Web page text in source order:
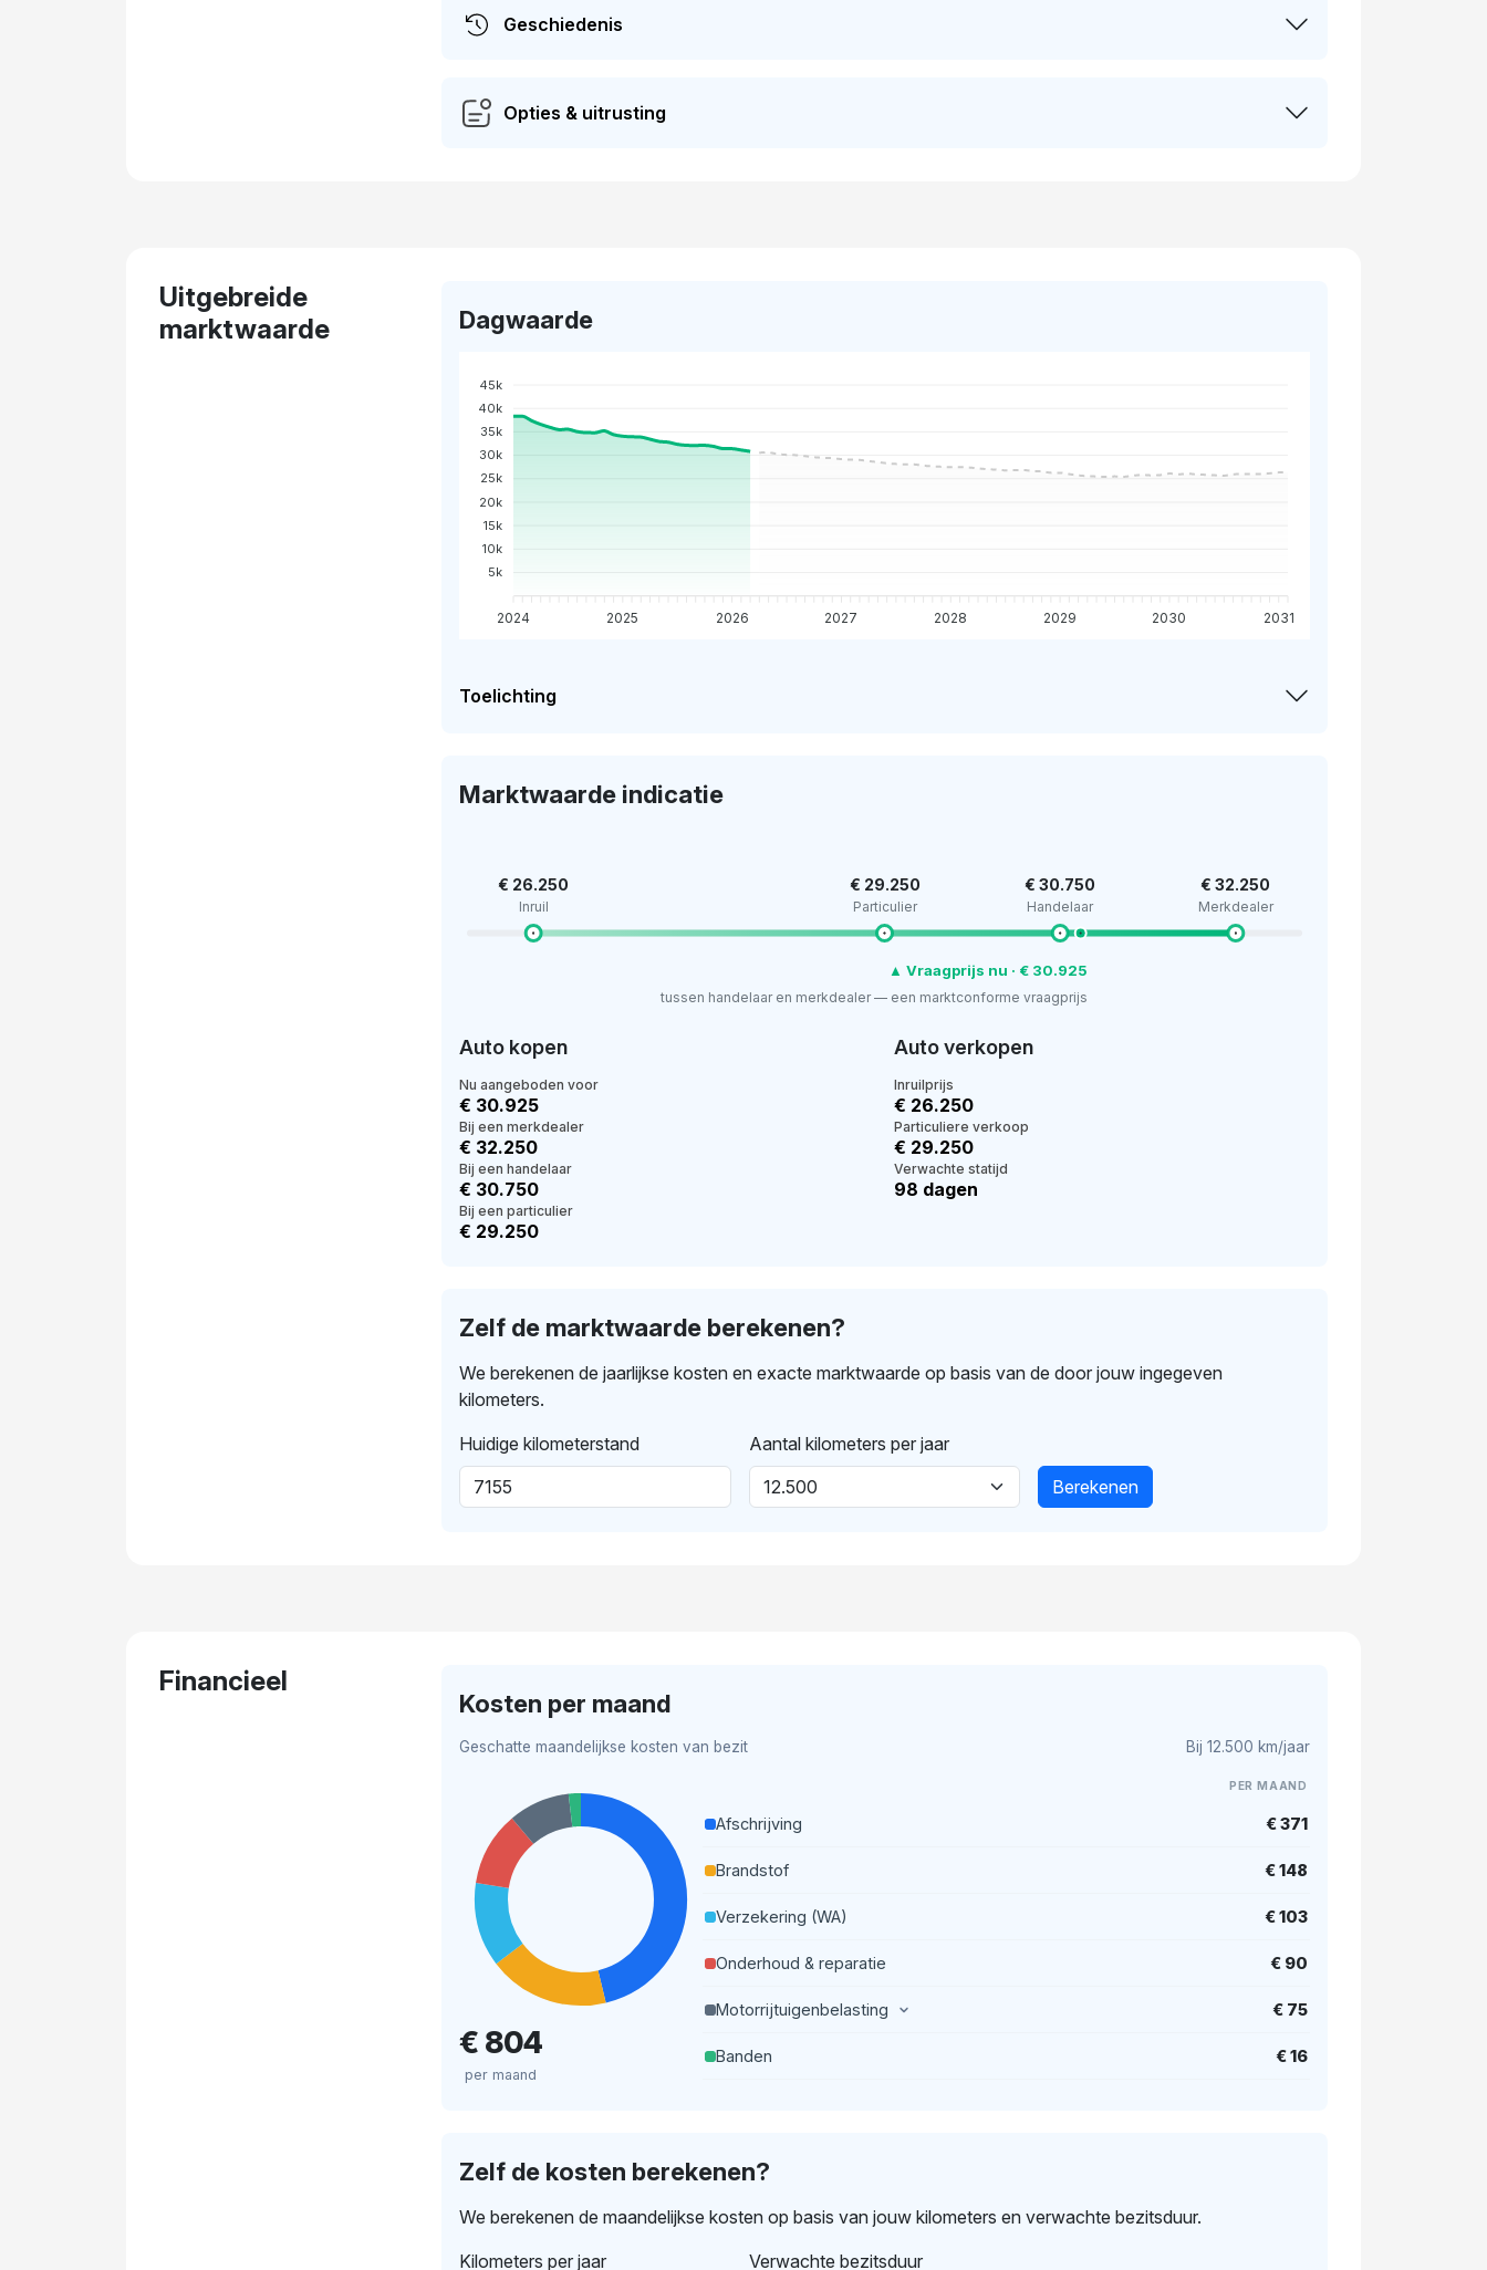
Geschiedenis
Opties & uitrusting
Uitgebreide
marktwaarde
Dagwaarde
45k
40k
35k
30k
25k
20k
15k
10k
5k
2024 2025 2026 2027 2028 2029 2030 2031
Toelichting
Marktwaarde indicatie
€ 26.250
Inruil
€ 29.250
Particulier
€ 30.750
Handelaar
€ 32.250
Merkdealer
▲ Vraagprijs nu · € 30.925
tussen handelaar en merkdealer — een marktconforme vraagprijs
Auto kopen
Nu aangeboden voor
€ 30.925
Bij een merkdealer
€ 32.250
Bij een handelaar
€ 30.750
Bij een particulier
€ 29.250
Auto verkopen
Inruilprijs
€ 26.250
Particuliere verkoop
€ 29.250
Verwachte statijd
98 dagen
Zelf de marktwaarde berekenen?
We berekenen de jaarlijkse kosten en exacte marktwaarde op basis van de door jouw ingegeven
kilometers.
Huidige kilometerstand
Aantal kilometers per jaar
Berekenen
Financieel
Kosten per maand
Geschatte maandelijkse kosten van bezit Bij 12.500 km/jaar
€ 804
per maand
PER MAAND
Afschrijving € 371
Brandstof € 148
Verzekering (WA) € 103
Onderhoud & reparatie € 90
Motorrijtuigenbelasting € 75
Banden € 16
Zelf de kosten berekenen?
We berekenen de maandelijkse kosten op basis van jouw kilometers en verwachte bezitsduur.
Kilometers per jaar
Verwachte bezitsduur